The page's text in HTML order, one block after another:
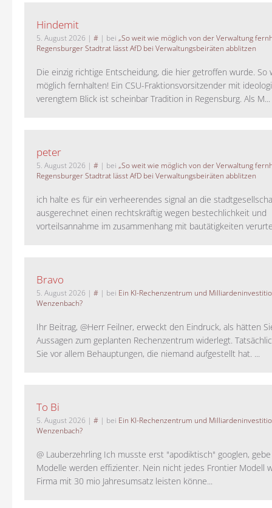
Hindemit
5. August 2026 | # | bei „So weit wie möglich von der Verwaltung
Regensburger Stadtrat lässt AfD bei Verwaltungsbeiräten abblitzen
Die einzig richtige Entscheidung, die hier getroffen wurde. So
möglich fernhalten! Ein CSU-Fraktionsvorsitzender mit
verengtem Blick ist scheinbar Tradition in Regensburg. Als M...
peter
5. August 2026 | # | bei „So weit wie möglich von der Verwaltung
Regensburger Stadtrat lässt AfD bei Verwaltungsbeiräten abblitzen
ich halte es für ein verheerendes signal an die
ausgerechnet einen rechtskräftig wegen bestechlichkeit und
vorteilsannahme im zusammenhang mit bautätigkeiten
Bravo
5. August 2026 | # | bei Ein KI-Rechenzentrum und
Wenzenbach?
Ihr Beitrag, @Herr Feilner, erweckt den Eindruck, als hätten
Aussagen zum geplanten Rechenzentrum widerlegt.
Sie vor allem Behauptungen, die niemand aufgestellt hat. ...
To Bi
5. August 2026 | # | bei Ein KI-Rechenzentrum und
Wenzenbach?
@ Lauberzehrling Ich musste erst "apodiktisch" googlen, gebe
Modelle werden effizienter. Nein nicht jedes Frontier Modell
Firma mit 30 mio Jahresumsatz leisten könne...